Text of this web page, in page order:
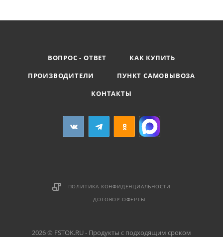
ВОПРОС - ОТВЕТ
КАК КУПИТЬ
ПРОИЗВОДИТЕЛИ
ПУНКТ САМОВЫВОЗА
КОНТАКТЫ
ПОЛИТИКА КОНФИДЕНЦИАЛЬНОСТИ
ДОГОВОР ОФЕРТЫ
2026 © FSTOK.RU - Продукты с подходящим сроком